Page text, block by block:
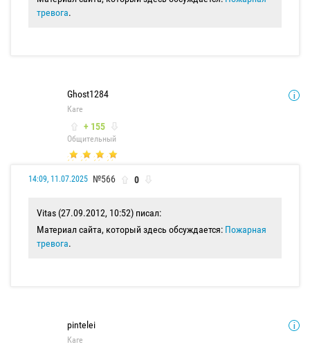
тревога.
Ghost1284
Каге
+ 155
Общительный
14:09, 11.07.2025 №566 0
Vitas (27.09.2012, 10:52) писал:
Материал сайта, который здесь обсуждается: Пожарная
тревога.
pintelei
Каге